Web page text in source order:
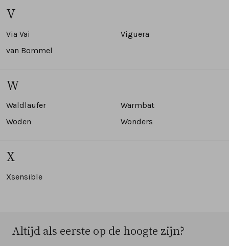
V
Via Vai
Viguera
van Bommel
W
Waldlaufer
Warmbat
Woden
Wonders
X
Xsensible
Altijd als eerste op de hoogte zijn?